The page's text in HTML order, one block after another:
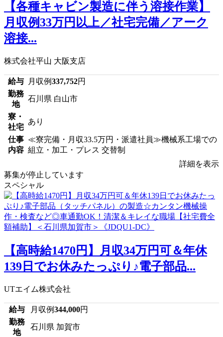
【各種キャビン製造に伴う溶接作業】
月収例33万円以上／社宅完備／アーク
溶接...
株式会社平山 大阪支店
給与 月収例337,752円
勤務
地
石川県 白山市
寮・
社宅
あり
仕事
内容
≪寮完備・月収33.5万円・派遣社員≫機械系工場での
組立・加工・プレス 交替制
詳細を表示
募集が停止しています
スペシャル
【高時給1470円】月収34万円可＆年休
139日でお休みたっぷり♪電子部品...
UTエイム株式会社
給与 月収例344,000円
勤務
地
石川県 加賀市